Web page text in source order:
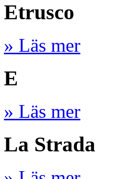
Etrusco
» Läs mer
E
» Läs mer
La Strada